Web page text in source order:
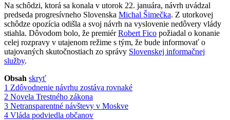
Na schôdzi, ktorá sa konala v utorok 22. januára, návrh uvádzal
predseda progresívneho Slovenska Michal Šimečka. Z utorkovej
schôdze opozícia odišla a svoj návrh na vyslovenie nedôvery vlády
stiahla. Dôvodom bolo, že premiérRobert Fico požiadal o konanie
celej rozpravy v utajenom režime s tým, že bude informovať o
utajovaných skutočnostiach zo správy Slovenskej informačnej
služby.
Obsah skryť
1 Zdôvodnenie návrhu zostáva rovnaké
2 Novela Trestného zákona
3 Netransparentné návštevy v Moskve
4 Vláda podviedla občanov